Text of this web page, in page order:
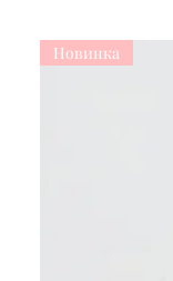
Новинка